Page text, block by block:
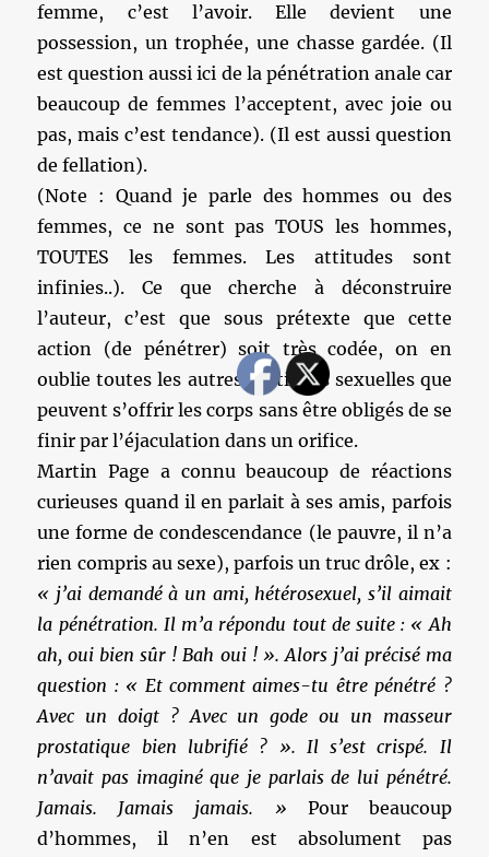
femme, c’est l’avoir. Elle devient une
possession, un trophée, une chasse gardée. (Il
est question aussi ici de la pénétration anale car
beaucoup de femmes l’acceptent, avec joie ou
pas, mais c’est tendance). (Il est aussi question
de fellation).
(Note : Quand je parle des hommes ou des
femmes, ce ne sont pas TOUS les hommes,
TOUTES les femmes. Les attitudes sont
infinies..). Ce que cherche à déconstruire
l’auteur, c’est que sous prétexte que cette
action (de pénétrer) soit très codée, on en
oublie toutes les autres pratiques sexuelles que
peuvent s’offrir les corps sans être obligés de se
finir par l’éjaculation dans un orifice.
Martin Page a connu beaucoup de réactions
curieuses quand il en parlait à ses amis, parfois
une forme de condescendance (le pauvre, il n’a
rien compris au sexe), parfois un truc drôle, ex :
« j’ai demandé à un ami, hétérosexuel, s’il aimait
la pénétration. Il m’a répondu tout de suite : « Ah
ah, oui bien sûr ! Bah oui ! ». Alors j’ai précisé ma
question : « Et comment aimes-tu être pénétré ?
Avec un doigt ? Avec un gode ou un masseur
prostatique bien lubrifié ? ». Il s’est crispé. Il
n’avait pas imaginé que je parlais de lui pénétré.
Jamais. Jamais jamais. » Pour beaucoup
d’hommes, il n’en est absolument pas